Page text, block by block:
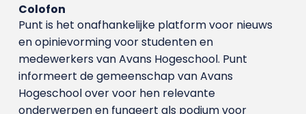
Colofon
Punt is het onafhankelijke platform voor nieuws
en opinievorming voor studenten en
medewerkers van Avans Hoge­school. Punt
informeert de gemeenschap van Avans
Hogeschool over voor hen relevante
onderwerpen en fungeert als podium voor